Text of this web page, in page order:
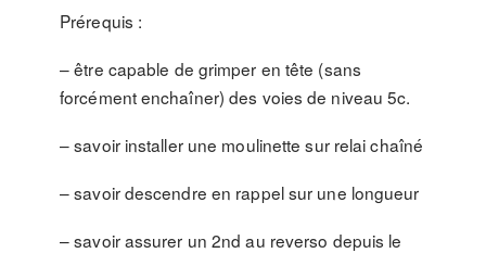
Prérequis :
– être capable de grimper en tête (sans
forcément enchaîner) des voies de niveau 5c.
– savoir installer une moulinette sur relai chaîné
– savoir descendre en rappel sur une longueur
– savoir assurer un 2nd au reverso depuis le